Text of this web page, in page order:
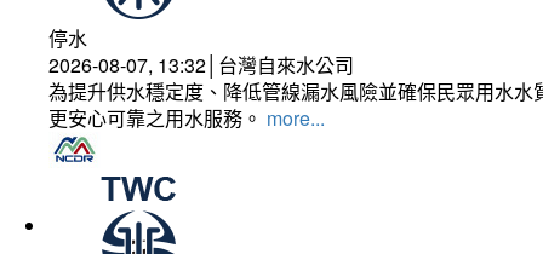
停水
2026-08-07, 13:32│台灣自來水公司
為提升供水穩定度、降低管線漏水風險並確保民眾用水
更安心可靠之用水服務。 more...